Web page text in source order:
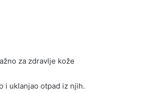
za zdravlje kože
i uklanjao otpad iz njih.